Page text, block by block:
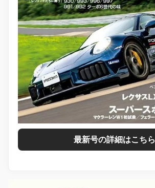
最新号の詳細はこちら